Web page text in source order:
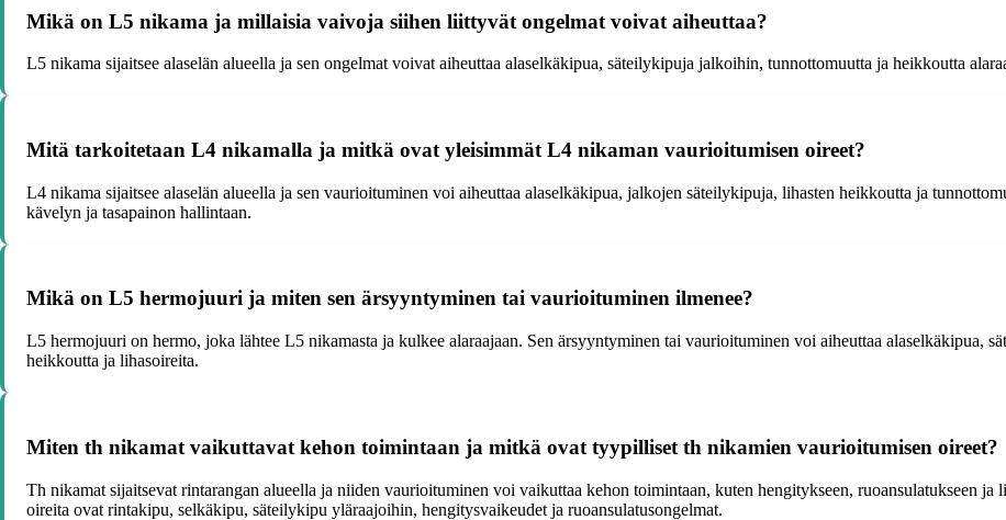
Mikä on L5 nikama ja millaisia vaivoja siihen liittyvät ongelmat voivat aiheuttaa?
L5 nikama sijaitsee alaselän alueella ja sen ongelmat voivat aiheuttaa alaselkäkipua, säteilykipuja jalkoihin, tunnottomuutta ja heikkoutta
Mitä tarkoitetaan L4 nikamalla ja mitkä ovat yleisimmät L4 nikaman vaurioitumisen oireet?
L4 nikama sijaitsee alaselän alueella ja sen vaurioituminen voi aiheuttaa alaselkäkipua, jalkojen säteilykipuja, lihasten heikkoutta ja
kävelyn ja tasapainon hallintaan.
Mikä on L5 hermojuuri ja miten sen ärsyyntyminen tai vaurioituminen ilmenee?
L5 hermojuuri on hermo, joka lähtee L5 nikamasta ja kulkee alaraajaan. Sen ärsyyntyminen tai vaurioituminen voi aiheuttaa alaselkäkipua,
heikkoutta ja lihasoireita.
Miten th nikamat vaikuttavat kehon toimintaan ja mitkä ovat tyypilliset th nikamien vaurioitumisen oireet?
Th nikamat sijaitsevat rintarangan alueella ja niiden vaurioituminen voi vaikuttaa kehon toimintaan, kuten hengitykseen, ruoansulatukseen
oireita ovat rintakipu, selkäkipu, säteilykipu yläraajoihin, hengitysvaikeudet ja ruoansulatusongelmat.